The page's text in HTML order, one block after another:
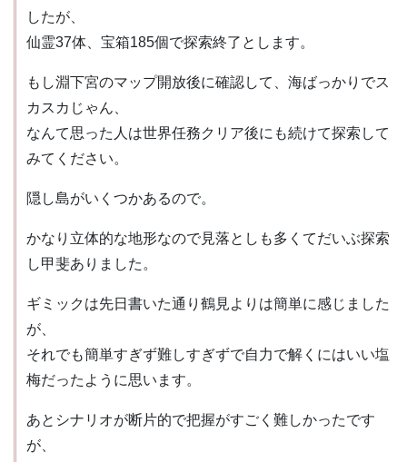
したが、
仙霊37体、宝箱185個で探索終了とします。
もし淵下宮のマップ開放後に確認して、海ばっかりでス
カスカじゃん、
なんて思った人は世界任務クリア後にも続けて探索して
みてください。
隠し島がいくつかあるので。
かなり立体的な地形なので見落としも多くてだいぶ探索
し甲斐ありました。
ギミックは先日書いた通り鶴見よりは簡単に感じました
が、
それでも簡単すぎず難しすぎずで自力で解くにはいい塩
梅だったように思います。
あとシナリオが断片的で把握がすごく難しかったです
が、